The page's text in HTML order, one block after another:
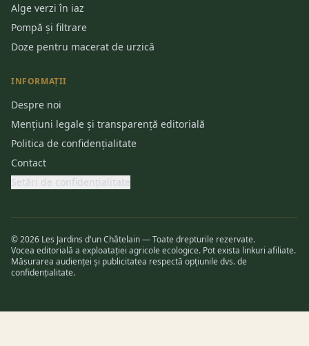
Alge verzi în iaz
Pompă și filtrare
Doze pentru macerat de urzică
INFORMAȚII
Despre noi
Mențiuni legale și transparență editorială
Politica de confidențialitate
Contact
Setări de confidențialitate
© 2026 Les Jardins d'un Châtelain — Toate drepturile rezervate.
Vocea editorială a exploatației agricole ecologice. Pot exista linkuri afiliate.
Măsurarea audienței și publicitatea respectă opțiunile dvs. de
confidențialitate.